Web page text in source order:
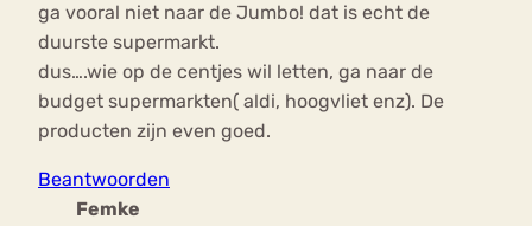
ga vooral niet naar de Jumbo! dat is echt de
duurste supermarkt.
dus….wie op de centjes wil letten, ga naar de
budget supermarkten( aldi, hoogvliet enz). De
producten zijn even goed.
Beantwoorden
Femke